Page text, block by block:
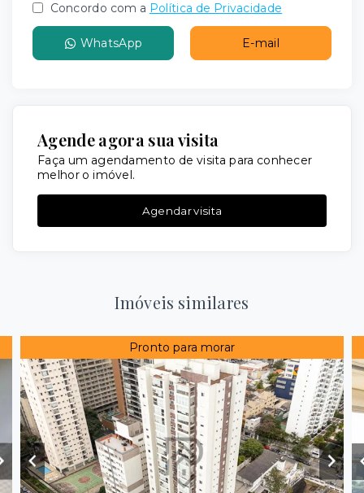
Concordo com a Política de Privacidade
WhatsApp E-mail
Agende agora sua visita
Faça um agendamento de visita para conhecer
melhor o imóvel.
Agendar visita
Imóveis similares
Pronto para morar